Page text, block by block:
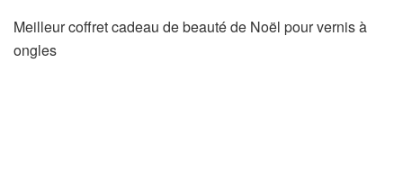
Meilleur coffret cadeau de beauté de Noël pour vernis à
ongles